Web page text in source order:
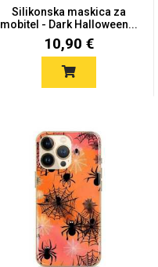
Silikonska maskica za
mobitel - Dark Halloween...
10,90 €